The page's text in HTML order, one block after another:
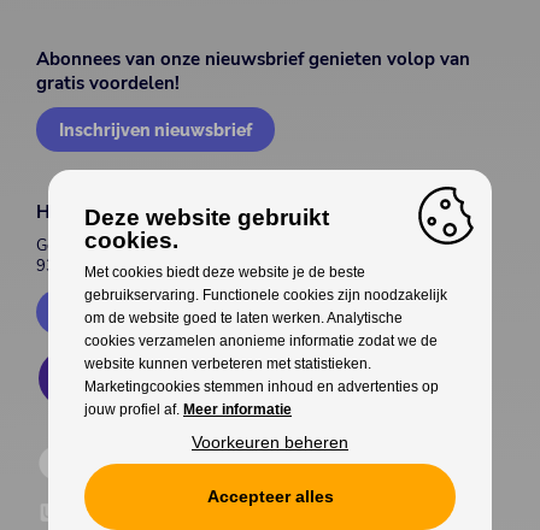
Abonnees van onze nieuwsbrief genieten volop van
gratis voordelen!
Inschrijven nieuwsbrief
House of Entertainment
Gentsesteenweg 514
9300 Aalst
Contacteer ons
Deze website gebruikt
cookies.
Met cookies biedt deze website je de beste
gebruikservaring. Functionele cookies zijn noodzakelijk
om de website goed te laten werken. Analytische
cookies verzamelen anonieme informatie zodat we de
website kunnen verbeteren met statistieken.
Marketingcookies stemmen inhoud en advertenties op
jouw profiel af. Meer informatie
Voorkeuren beheren
Accepteer alles